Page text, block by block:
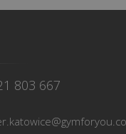
803 667